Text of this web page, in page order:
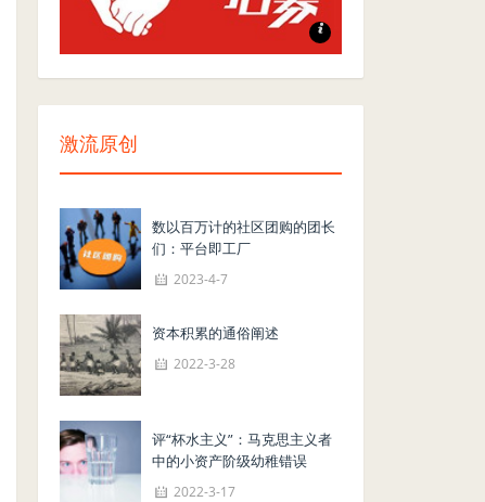
志愿者招募
激流原创
数以百万计的社区团购的团长
们：平台即工厂
2023-4-7
资本积累的通俗阐述
2022-3-28
评“杯水主义”：马克思主义者
中的小资产阶级幼稚错误
2022-3-17